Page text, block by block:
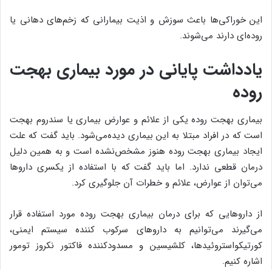
این خوراکی‌ها باعث سوزش و اذیت بیمارانی که زخم‌های دهانی یا
روده‌ای دارند می‌شوند.
یادداشت پایانی در مورد بیماری بهجت
روده
بیماری بهجت روده یکی از علائم و عوارض بیماری یا سندروم بهجت
است که در افراد مبتلا به این بیماری دیده‌می‌شود. باید گفت که علت
ایجاد بیماری بهجت روده هنوز مشخص‌نشده است و به همین دلیل
درمان قطعی ندارد. اما باید گفت که با استفاده از یکسری داروها
می‌توان از عوارض، علائم و خطرات آن جلوگیری کرد.
از داروهایی که برای درمان بیماری بهجت روده مورد استفاده قرار
می‌گیرند می‌توانیم به داروهای سرکوب کننده سیستم ایمنی،
کورتیکواستروئیدها، کلشیسین و مسدودکننده فاکتور نکروز تومور
اشاره کنیم.